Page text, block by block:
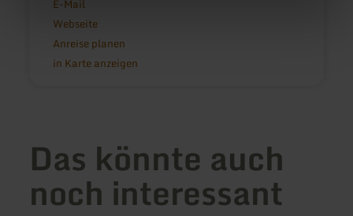
E-Mail
Webseite
Anreise planen
in Karte anzeigen
Das könnte auch
noch interessant